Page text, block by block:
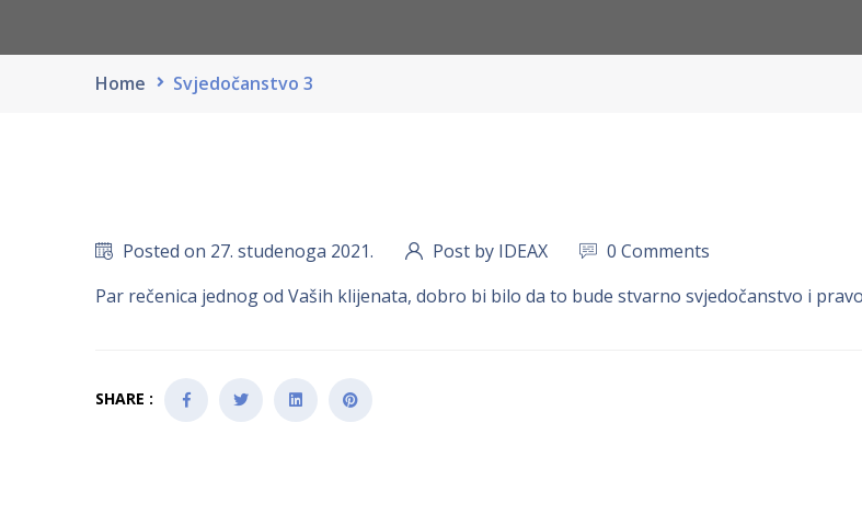
Home Svjedočanstvo 3
Posted on 27. studenoga 2021. Post by IDEAX
0 Comments
Par rečenica jednog od Vaših klijenata, dobro bi bilo da to bude stvarno svjedočanstvo i
SHARE :